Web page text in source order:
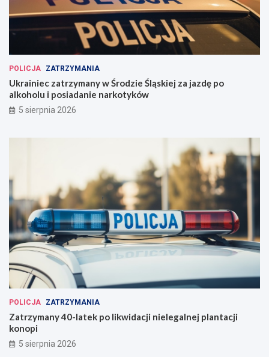
POLICJA ZATRZYMANIA
Ukrainiec zatrzymany w Środzie Śląskiej za jazdę po
alkoholu i posiadanie narkotyków
5 sierpnia 2026
POLICJA ZATRZYMANIA
Zatrzymany 40-latek po likwidacji nielegalnej plantacji
konopi
5 sierpnia 2026